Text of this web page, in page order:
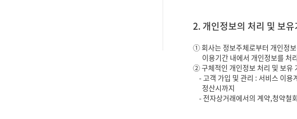
2. 개인정보의 처리 및 보유
① 회사는 정보주체로부터 개인정
이용기간 내에서 개인정보를 처
② 구체적인 개인정보 처리 및 보유
- 고객 가입 및 관리 : 서비스 이용
정산시까지
- 전자상거래에서의 계약,청약철